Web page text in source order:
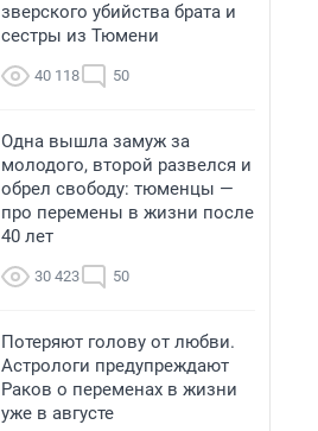
зверского убийства брата и
сестры из Тюмени
40 118 50
Одна вышла замуж за
молодого, второй развелся и
обрел свободу: тюменцы —
про перемены в жизни после
40 лет
30 423 50
Потеряют голову от любви.
Астрологи предупреждают
Раков о переменах в жизни
уже в августе